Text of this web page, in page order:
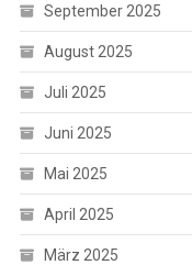
September 2025
August 2025
Juli 2025
Juni 2025
Mai 2025
April 2025
März 2025